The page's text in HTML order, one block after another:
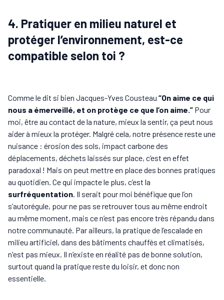
4. Pratiquer en milieu naturel et
protéger l’environnement, est-ce
compatible selon toi ?
Comme le dit si bien Jacques-Yves Cousteau “On aime ce qui
nous a émerveillé, et on protège ce que l’on aime.” Pour
moi, être au contact de la nature, mieux la sentir, ça peut nous
aider à mieux la protéger. Malgré cela, notre présence reste une
nuisance : érosion des sols, impact carbone des
déplacements, déchets laissés sur place, c’est en effet
paradoxal ! Mais on peut mettre en place des bonnes pratiques
au quotidien. Ce qui impacte le plus, c’est la
surfréquentation. Il serait pour moi bénéfique que l’on
s’autorégule, pour ne pas se retrouver tous au même endroit
au même moment, mais ce n’est pas encore très répandu dans
notre communauté. Par ailleurs, la pratique de l’escalade en
milieu artificiel, dans des bâtiments chauffés et climatisés,
n'est pas mieux. Il n’existe en réalité pas de bonne solution,
surtout quand la pratique reste du loisir, et donc non
essentielle.